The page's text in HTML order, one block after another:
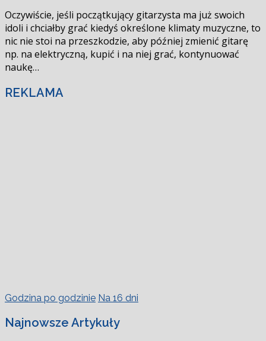
Oczywiście, jeśli początkujący gitarzysta ma już swoich
idoli i chciałby grać kiedyś określone klimaty muzyczne, to
nic nie stoi na przeszkodzie, aby później zmienić gitarę
np. na elektryczną, kupić i na niej grać, kontynuować
naukę…
REKLAMA
Godzina po godzinie Na 16 dni
Najnowsze Artykuły